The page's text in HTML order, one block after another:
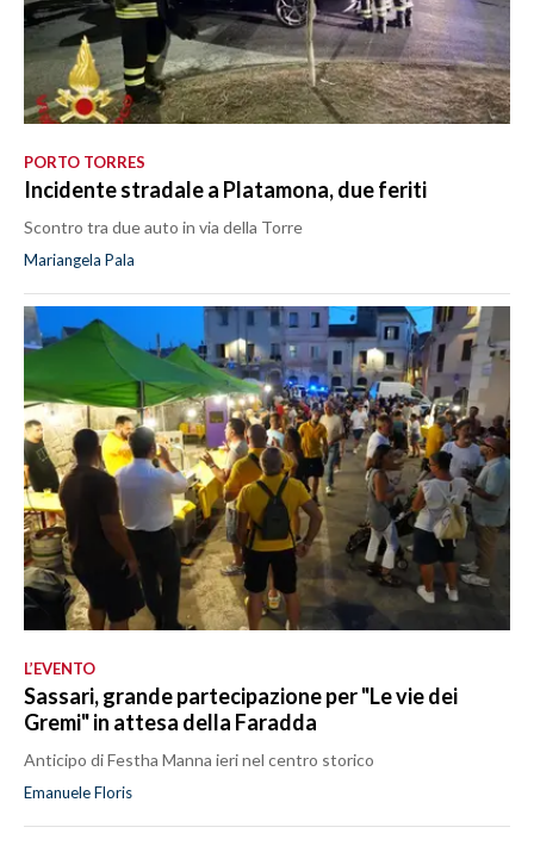
PORTO TORRES
Incidente stradale a Platamona, due feriti
Scontro tra due auto in via della Torre
Mariangela Pala
L’EVENTO
Sassari, grande partecipazione per "Le vie dei
Gremi" in attesa della Faradda
Anticipo di Festha Manna ieri nel centro storico
Emanuele Floris